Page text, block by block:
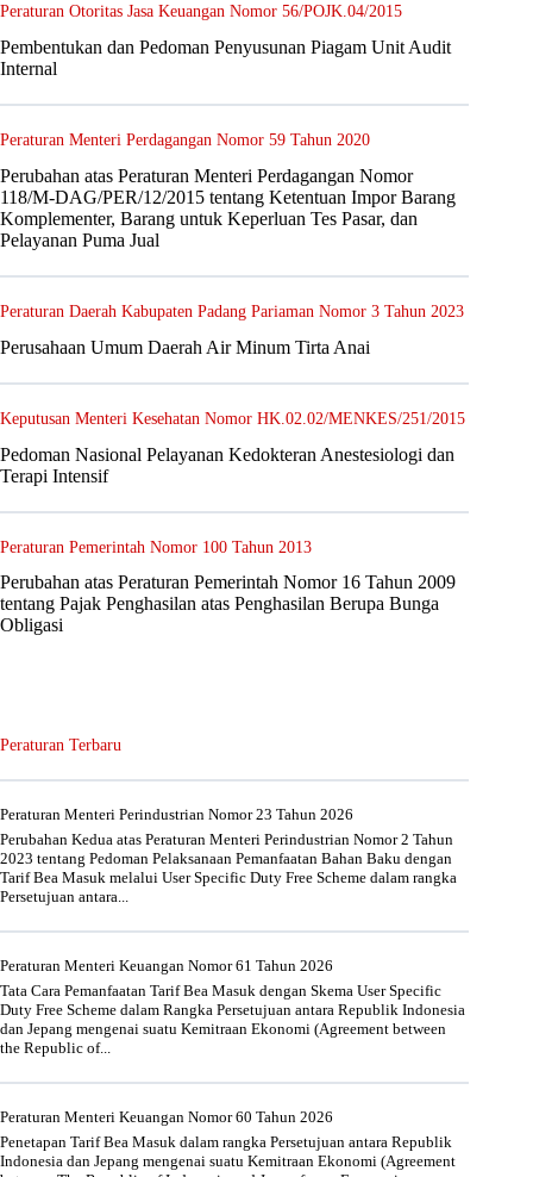
Peraturan Otoritas Jasa Keuangan Nomor 56/POJK.04/2015
Pembentukan dan Pedoman Penyusunan Piagam Unit Audit
Internal
Peraturan Menteri Perdagangan Nomor 59 Tahun 2020
Perubahan atas Peraturan Menteri Perdagangan Nomor
118/M-DAG/PER/12/2015 tentang Ketentuan Impor Barang
Komplementer, Barang untuk Keperluan Tes Pasar, dan
Pelayanan Puma Jual
Peraturan Daerah Kabupaten Padang Pariaman Nomor 3 Tahun 2023
Perusahaan Umum Daerah Air Minum Tirta Anai
Keputusan Menteri Kesehatan Nomor HK.02.02/MENKES/251/2015
Pedoman Nasional Pelayanan Kedokteran Anestesiologi dan
Terapi Intensif
Peraturan Pemerintah Nomor 100 Tahun 2013
Perubahan atas Peraturan Pemerintah Nomor 16 Tahun 2009
tentang Pajak Penghasilan atas Penghasilan Berupa Bunga
Obligasi
Peraturan Terbaru
Peraturan Menteri Perindustrian Nomor 23 Tahun 2026
Perubahan Kedua atas Peraturan Menteri Perindustrian Nomor 2 Tahun
2023 tentang Pedoman Pelaksanaan Pemanfaatan Bahan Baku dengan
Tarif Bea Masuk melalui User Specific Duty Free Scheme dalam rangka
Persetujuan antara...
Peraturan Menteri Keuangan Nomor 61 Tahun 2026
Tata Cara Pemanfaatan Tarif Bea Masuk dengan Skema User Specific
Duty Free Scheme dalam Rangka Persetujuan antara Republik Indonesia
dan Jepang mengenai suatu Kemitraan Ekonomi (Agreement between
the Republic of...
Peraturan Menteri Keuangan Nomor 60 Tahun 2026
Penetapan Tarif Bea Masuk dalam rangka Persetujuan antara Republik
Indonesia dan Jepang mengenai suatu Kemitraan Ekonomi (Agreement